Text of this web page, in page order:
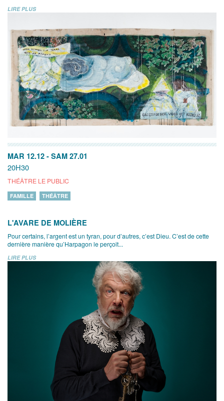
LIRE PLUS
MAR 12.12 - SAM 27.01
20H30
THÉÂTRE LE PUBLIC
FAMILLE THÉÂTRE
L'AVARE DE MOLIÈRE
Pour certains, l’argent est un tyran, pour d’autres, c’est Dieu. C’est de cette
dernière manière qu’Harpagon le perçoit...
LIRE PLUS